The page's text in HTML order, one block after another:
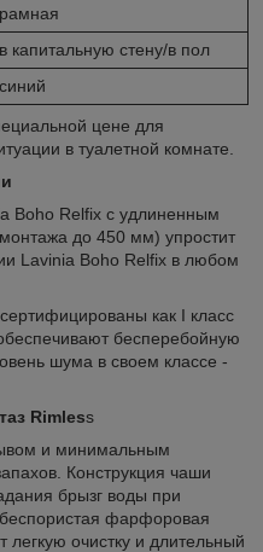
рамная
в капитальную стену/в пол
синий
цене для
в туалетной комнате.
Boho Relfix c удлиненным
до 450 мм) упростит
Lavinia Boho Relfix в любом
как I класс
бесперебойную
шума в своем классе -
Rimless
и минимальным
Конструкция чаши
брызг воды при
фарфоровая
легкую очистку и длительный